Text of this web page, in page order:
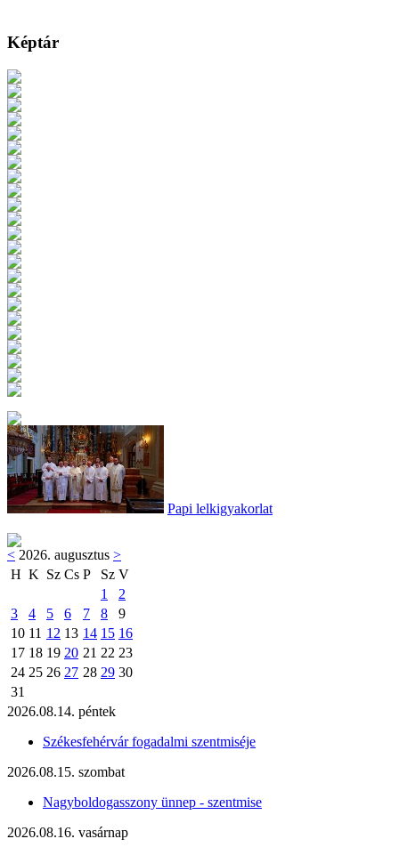
Képtár
Papi lelkigyakorlat
< 2026. augusztus >
H K Sz Cs P Sz V
1
2
3
4 5 6 7 8
9
10 11 12 13 14 15 16
17 18 19 20 21 22 23
24 25 26 27 28 29 30
31
2026.08.14. péntek
Székesfehérvár fogadalmi szentmiséje
2026.08.15. szombat
Nagyboldogasszony ünnep - szentmise
2026.08.16. vasárnap